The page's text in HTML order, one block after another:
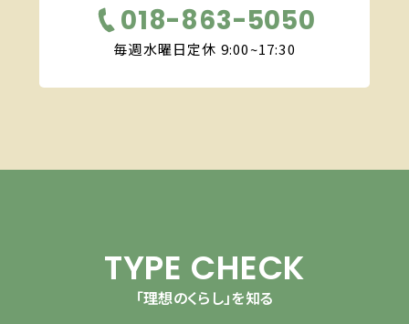
018-863-5050
毎週水曜日定休 9:00~17:30
TYPE CHECK
「理想のくらし」を知る